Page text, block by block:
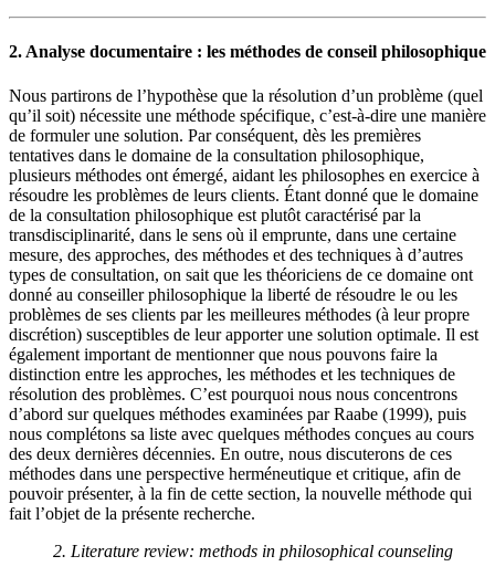
2. Analyse documentaire : les méthodes de conseil philosophique
Nous partirons de l’hypothèse que la résolution d’un problème (quel
qu’il soit) nécessite une méthode spécifique, c’est-à-dire une manière
de formuler une solution. Par conséquent, dès les premières
tentatives dans le domaine de la consultation philosophique,
plusieurs méthodes ont émergé, aidant les philosophes en exercice à
résoudre les problèmes de leurs clients. Étant donné que le domaine
de la consultation philosophique est plutôt caractérisé par la
transdisciplinarité, dans le sens où il emprunte, dans une certaine
mesure, des approches, des méthodes et des techniques à d’autres
types de consultation, on sait que les théoriciens de ce domaine ont
donné au conseiller philosophique la liberté de résoudre le ou les
problèmes de ses clients par les meilleures méthodes (à leur propre
discrétion) susceptibles de leur apporter une solution optimale. Il est
également important de mentionner que nous pouvons faire la
distinction entre les approches, les méthodes et les techniques de
résolution des problèmes. C’est pourquoi nous nous concentrons
d’abord sur quelques méthodes examinées par Raabe (1999), puis
nous complétons sa liste avec quelques méthodes conçues au cours
des deux dernières décennies. En outre, nous discuterons de ces
méthodes dans une perspective herméneutique et critique, afin de
pouvoir présenter, à la fin de cette section, la nouvelle méthode qui
fait l’objet de la présente recherche.
2. Literature review: methods in philosophical counseling